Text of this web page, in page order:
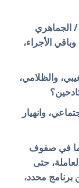
الجماهري
الأجراء،
والظلامي،
وانهيار
في صفوف
حتى
برنامج محدد،